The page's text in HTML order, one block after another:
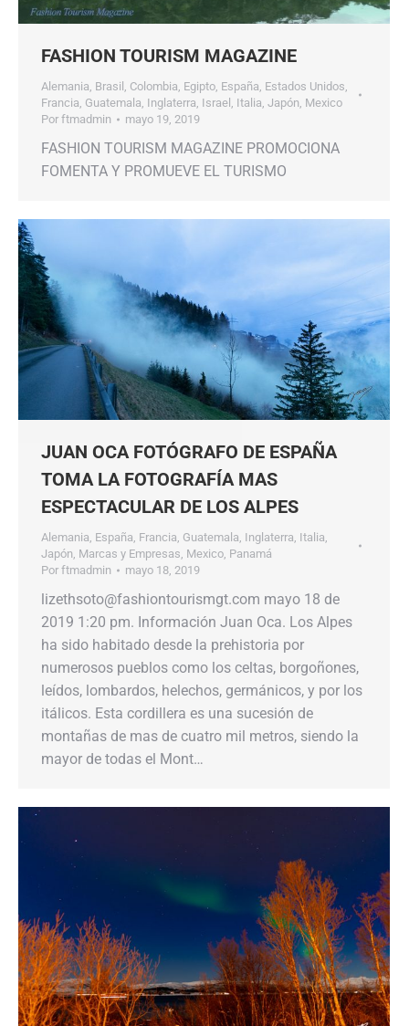
FASHION TOURISM MAGAZINE
Alemania Brasil Colombia Egipto España Estados Unidos
Francia Guatemala Inglaterra Israel Italia Japón Mexico
Por ftmadmin mayo 19, 2019
FASHION TOURISM MAGAZINE PROMOCIONA
FOMENTA Y PROMUEVE EL TURISMO
JUAN OCA FOTÓGRAFO DE ESPAÑA
TOMA LA FOTOGRAFÍA MAS
ESPECTACULAR DE LOS ALPES
Alemania, España, Francia, Guatemala, Inglaterra, Italia,
Japón, Marcas y Empresas, Mexico, Panamá
Por ftmadmin mayo 18, 2019
lizethsoto@fashiontourismgt.com mayo 18 de
2019 1:20 pm. Información Juan Oca. Los Alpes
ha sido habitado desde la prehistoria por
numerosos pueblos como los celtas, borgoñones,
leídos, lombardos, helechos, germánicos, y por los
itálicos. Esta cordillera es una sucesión de
montañas de mas de cuatro mil metros, siendo la
mayor de todas el Mont…